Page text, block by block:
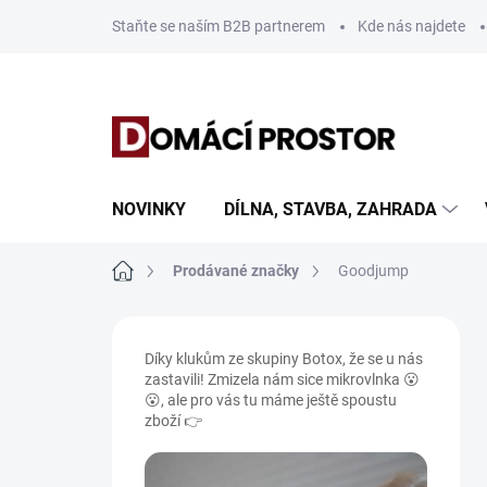
Staňte se naším B2B partnerem Kde nás najdete
NOVINKY DÍLNA, STAVBA, ZAHRADA
Domů Prodávané značky Goodjump
Díky klukům ze skupiny Botox, že se u nás
zastavili! Zmizela nám sice mikrovlnka 😮
😮, ale pro vás tu máme ještě spoustu
zboží 👉